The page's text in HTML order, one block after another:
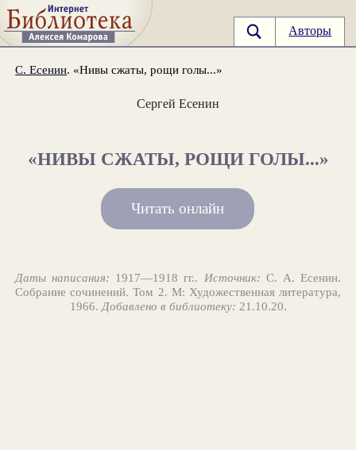
Авторы
С. Есенин. «Нивы сжаты, рощи голы...»
Сергей Есенин
«НИВЫ СЖАТЫ, РОЩИ ГОЛЫ...»
Читать онлайн
Даты написания: 1917—1918 гг.. Источник: С. А. Есенин.
Собрание сочинений. Том 2. М: Художественная литература,
1966.Добавлено в библиотеку: 21.10.20.